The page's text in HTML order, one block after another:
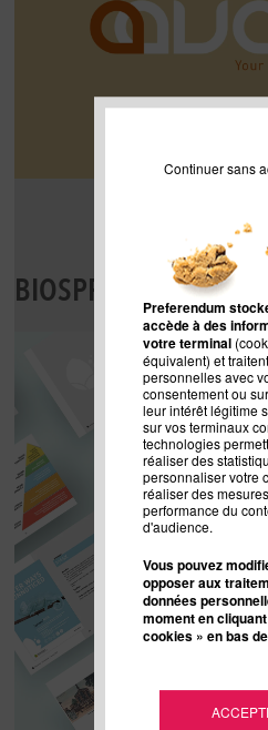
Pour améliorer
Preferendum
accède à des
votre terminal
équivalent) et
personnelles avec
consentement ou
leur intérêt légitime
sur vos terminaux
technologies
réaliser des
personnaliser votre
réaliser des
performance du
d'audience.
Vous pouvez
opposer aux
données
moment en
cookies » en bas
Continuer sans
BIOSPRINGER